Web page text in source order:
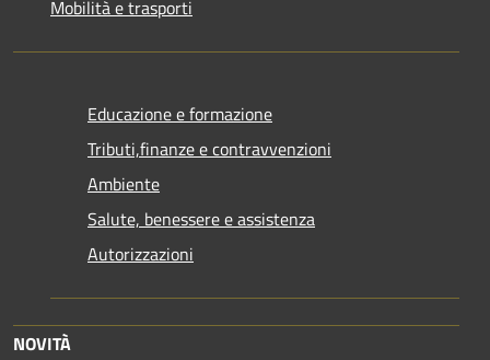
Mobilità e trasporti
Educazione e formazione
Tributi,finanze e contravvenzioni
Ambiente
Salute, benessere e assistenza
Autorizzazioni
NOVITÀ